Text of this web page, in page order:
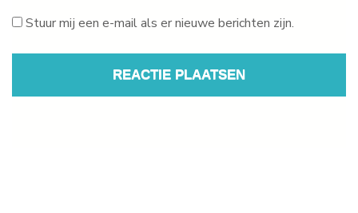
Stuur mij een e-mail als er nieuwe berichten zijn.